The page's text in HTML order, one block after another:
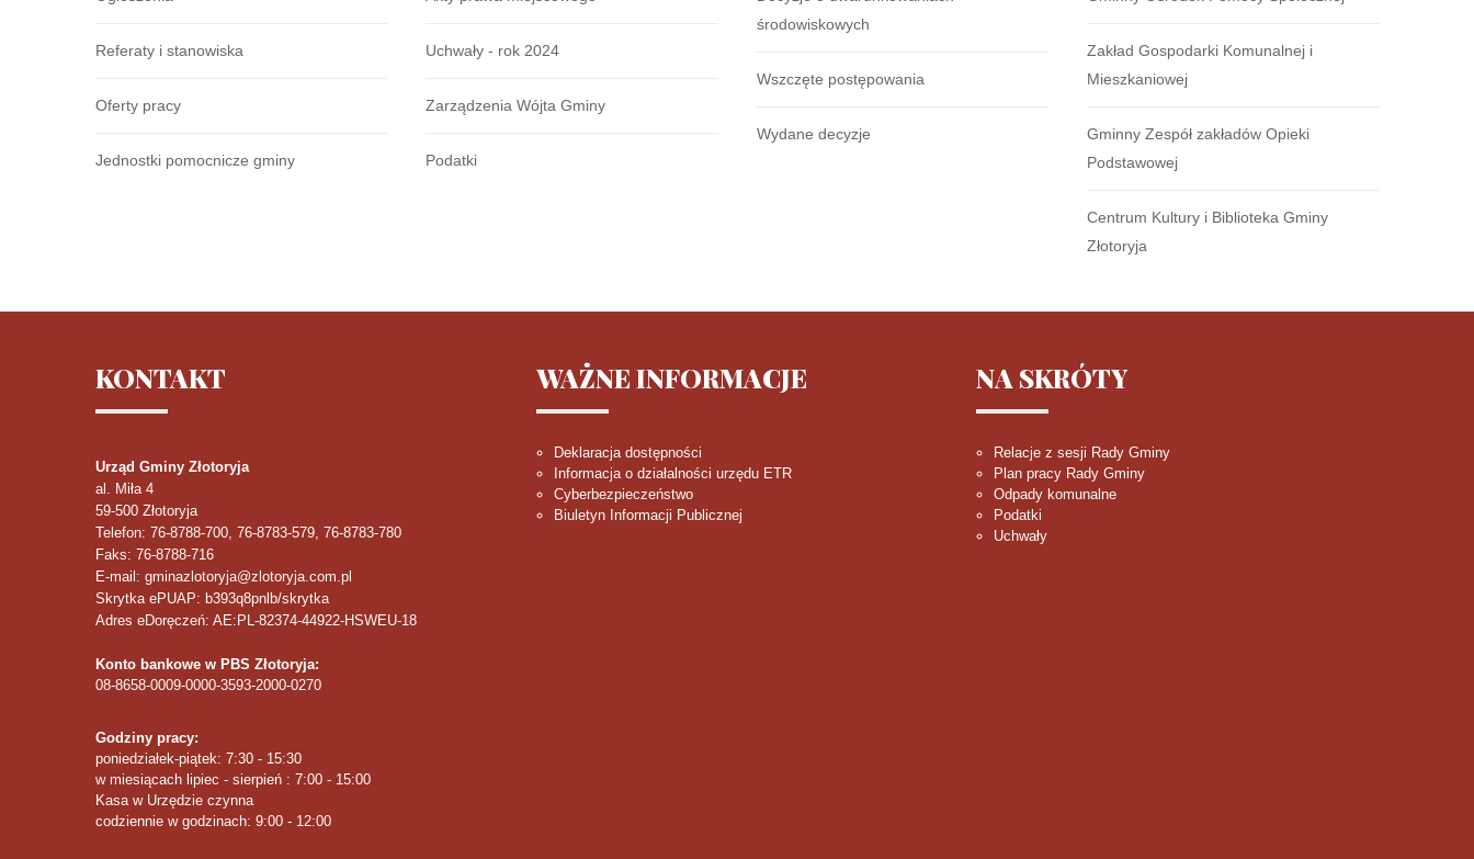
Referaty i stanowiska
Oferty pracy
Jednostki pomocnicze gminy
Uchwały - rok 2024
Zarządzenia Wójta Gminy
Podatki
środowiskowych
Wszczęte postępowania
Wydane decyzje
Zakład Gospodarki Komunalnej i
Mieszkaniowej
Gminny Zespół zakładów Opieki
Podstawowej
Centrum Kultury i Biblioteka Gminy
Złotoryja
KONTAKT
Urząd Gminy Złotoryja
al. Miła 4
59-500 Złotoryja
Telefon: 76-8788-700, 76-8783-579, 76-8783-780
Faks: 76-8788-716
E-mail: gminazlotoryja@zlotoryja.com.pl
Skrytka ePUAP: b393q8pnlb/skrytka
Adres eDoręczeń: AE:PL-82374-44922-HSWEU-18
Konto bankowe w PBS Złotoryja:
08-8658-0009-0000-3593-2000-0270
Godziny pracy:
poniedziałek-piątek: 7:30 - 15:30
w miesiącach lipiec - sierpień : 7:00 - 15:00
Kasa w Urzędzie czynna
codziennie w godzinach: 9:00 - 12:00
WAŻNEINFORMACJE
Deklaracja dostępności
Informacja o działalności urzędu ETR
Cyberbezpieczeństwo
Biuletyn Informacji Publicznej
NA SKRÓTY
Relacje z sesji Rady Gminy
Plan pracy Rady Gminy
Odpady komunalne
Podatki
Uchwały